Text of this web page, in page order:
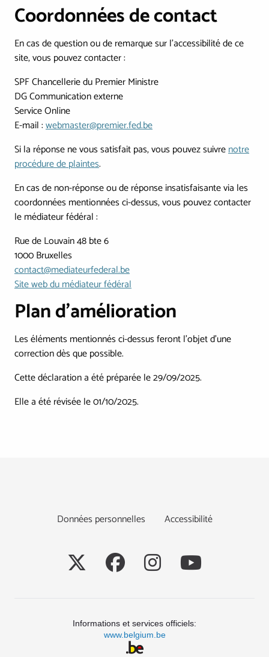
Coordonnées de contact
En cas de question ou de remarque sur l'accessibilité de ce
site, vous pouvez contacter :
SPF Chancellerie du Premier Ministre
DG Communication externe
Service Online
E-mail :webmaster@premier.fed.be
Si la réponse ne vous satisfait pas, vous pouvez suivrenotre
procédure de plaintes.
En cas de non-réponse ou de réponse insatisfaisante via les
coordonnées mentionnées ci-dessus, vous pouvez contacter
le médiateur fédéral :
Rue de Louvain 48 bte 6
1000 Bruxelles
contact@mediateurfederal.be
Site web du médiateur fédéral
Plan d'amélioration
Les éléments mentionnés ci-dessus feront l'objet d'une
correction dès que possible.
Cette déclaration a été préparée le 29/09/2025.
Elle a été révisée le 01/10/2025.
Données personnelles Accessibilité
Informations et services officiels:
www.belgium.be